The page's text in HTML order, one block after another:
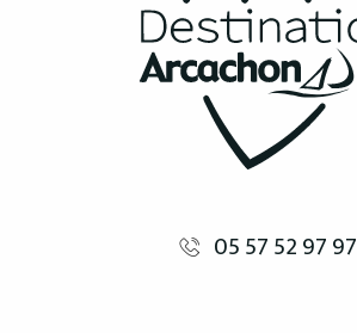
05 57 52 97 97